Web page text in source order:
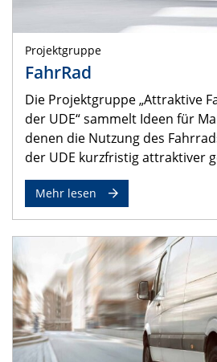
Projektgruppe
FahrRad
Die Projektgruppe „Attraktive
der UDE“ sammelt Ideen für
denen die Nutzung des
der UDE kurzfristig attraktiver
Mehr lesen